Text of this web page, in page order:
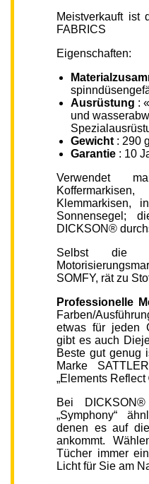
Meistverkauft ist
FABRICS
Eigenschaften:
Ausrüstung :
und
Gewicht : 290
Garantie : 10
Verwendet
Koffermarkisen,
Klemmarkisen,
Sonnensegel;
DICKSON®
Selbst die
SOMFY, rät zu
Professionelle
Farben/
etwas für jeden
gibt es auch
Beste gut genug
Marke
„Elements Reflect
Bei
„Symphony“
denen es auf
ankommt.
Tücher immer
Licht für Sie am